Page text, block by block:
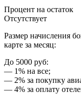
Процент на остаток
Отсутствует
Размер начисления
карте за месяц:
До 5000 руб:
— 1% на все;
— 2% за покупку
— 4% за оплату